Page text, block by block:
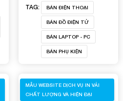
TAG: BÁN ĐIỆN THOẠI
BÁN ĐỒ ĐIỆN TỬ
BÁN LAPTOP - PC
BÁN PHỤ KIỆN
MẪU WEBSITE DỊCH VỤ IN VẢI
CHẤT LƯỢNG VÀ HIỆN ĐẠI